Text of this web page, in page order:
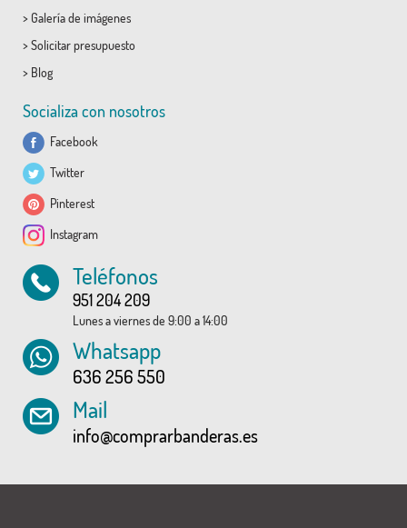
> Galería de imágenes
> Solicitar presupuesto
> Blog
Socializa con nosotros
Facebook
Twitter
Pinterest
Instagram
Teléfonos
951 204 209
Lunes a viernes de 9:00 a 14:00
Whatsapp
636 256 550
Mail
info@comprarbanderas.es